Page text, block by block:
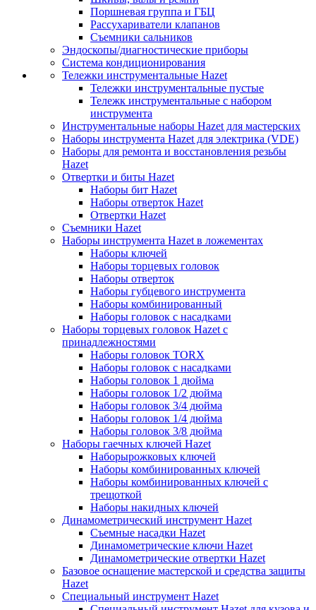
Поршневая группа и ГБЦ
Рассухариватели клапанов
Съемники сальников
Эндоскопы/диагностические приборы
Система кондиционирования
Тележки инструментальные Hazet
Тележки инструментальные пустые
Тележк инструментальные с набором
инструмента
Инструментальные наборы Hazet для мастерских
Наборы инструмента Hazet для электрика (VDE)
Наборы для ремонта и восстановления резьбы
Hazet
Отвертки и биты Hazet
Наборы бит Hazet
Наборы отверток Hazet
Отвертки Hazet
Съемники Hazet
Наборы инструмента Hazet в ложементах
Наборы ключей
Наборы торцевых головок
Наборы отверток
Наборы губцевого инструмента
Наборы комбинированный
Наборы головок с насадками
Наборы торцевых головок Hazet с
принадлежностями
Наборы головок TORX
Наборы головок с насадками
Наборы головок 1 дюйма
Наборы головок 1/2 дюйма
Наборы головок 3/4 дюйма
Наборы головок 1/4 дюйма
Наборы головок 3/8 дюйма
Наборы гаечных ключей Hazet
Наборырожковых ключей
Наборы комбинированных ключей
Наборы комбинированных ключей с
трещоткой
Наборы накидных ключей
Динамометрический инструмент Hazet
Съемные насадки Hazet
Динамометрические ключи Hazet
Динамометрические отвертки Hazet
Базовое оснащение мастерской и средства защиты
Hazet
Специальный инструмент Hazet